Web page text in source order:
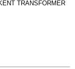
TRANSFORMER